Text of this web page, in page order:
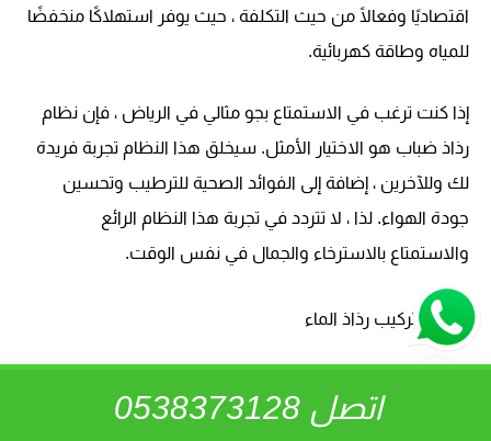
اقتصاديًا وفعالًا من حيث التكلفة ، حيث يوفر استهلاكًا منخفضًا
للمياه وطاقة كهربائية.
إذا كنت ترغب في الاستمتاع بجو مثالي في الرياض ، فإن نظام
رذاذ ضباب هو الاختيار الأمثل. سيخلق هذا النظام تجربة فريدة
لك وللآخرين ، إضافة إلى الفوائد الصحية للترطيب وتحسين
جودة الهواء. لذا ، لا تتردد في تجربة هذا النظام الرائع
والاستمتاع بالاسترخاء والجمال في نفس الوقت.
طريقة تركيب رذاذ الماء
رذاذ الماء في حديقتك أو فنائك. هنا طريقة بسيطة لتركيب رذاذ
اتصل 0538373128